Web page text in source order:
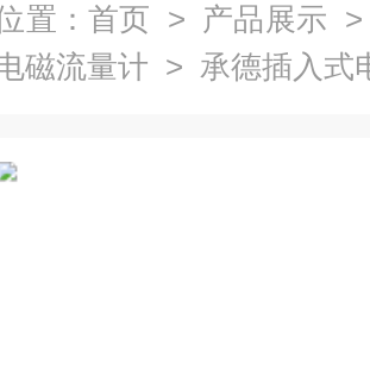
置： 首页 > 产品展示
磁流量计 > 承德插入式